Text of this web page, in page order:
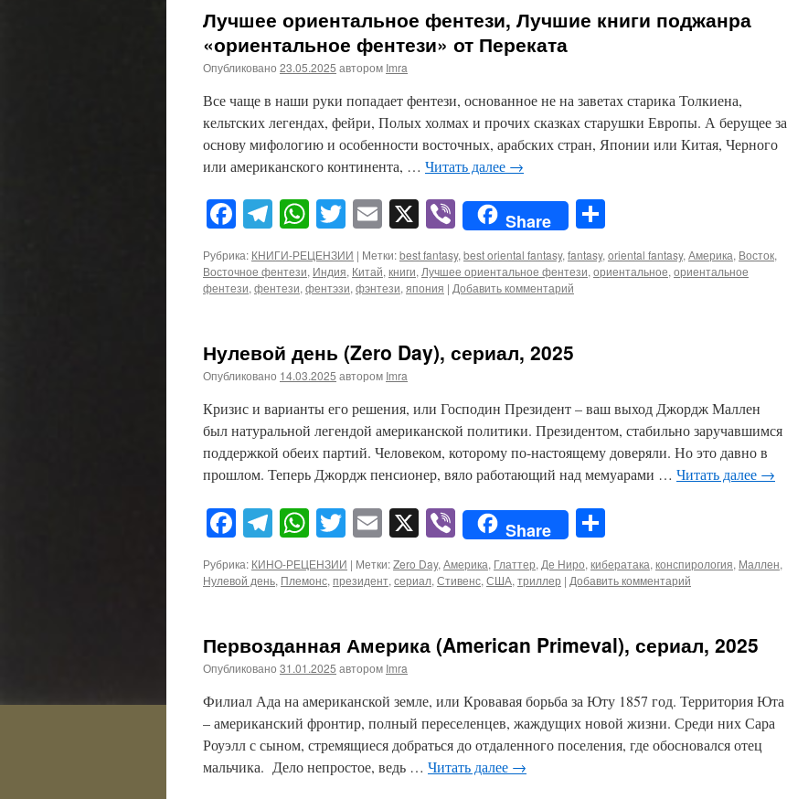
Лучшее ориентальное фентези, Лучшие книги поджанра
«ориентальное фентези» от Переката
Опубликовано 23.05.2025 автором Imra
Все чаще в наши руки попадает фентези, основанное не на заветах старика Толкиена,
кельтских легендах, фейри, Полых холмах и прочих сказках старушки Европы. А берущее за
основу мифологию и особенности восточных, арабских стран, Японии или Китая, Черного
или американского континента, … Читать далее →
Facebook
Telegram
WhatsApp
Twitter
Email
X ViberShare
Рубрика: КНИГИ-РЕЦЕНЗИИ | Метки:best fantasy, best oriental fantasy, fantasy, oriental fantasy, Америка, Восток,
Восточное фентези, Индия, Китай, книги, Лучшее ориентальное фентези, ориентальное, ориентальное
фентези, фентези, фентэзи, фэнтези, япония | Добавить комментарий
Нулевой день (Zero Day), сериал, 2025
Опубликовано 14.03.2025 автором Imra
Кризис и варианты его решения, или Господин Президент – ваш выход Джордж Маллен
был натуральной легендой американской политики. Президентом, стабильно заручавшимся
поддержкой обеих партий. Человеком, которому по-настоящему доверяли. Но это давно в
прошлом. Теперь Джордж пенсионер, вяло работающий над мемуарами … Читать далее →
Facebook
Telegram
WhatsApp
Twitter
Email
X ViberShare
Рубрика: КИНО-РЕЦЕНЗИИ | Метки:Zero Day, Америка, Глаттер, Де Ниро, кибератака, конспирология, Маллен,
Нулевой день, Племонс, президент, сериал, Стивенс, США, триллер | Добавить комментарий
Первозданная Америка (American Primeval), сериал, 2025
Опубликовано 31.01.2025 автором Imra
Филиал Ада на американской земле, или Кровавая борьба за Юту 1857 год. Территория Юта
– американский фронтир, полный переселенцев, жаждущих новой жизни. Среди них Сара
Роуэлл с сыном, стремящиеся добраться до отдаленного поселения, где обосновался отец
мальчика. Дело непростое, ведь … Читать далее →